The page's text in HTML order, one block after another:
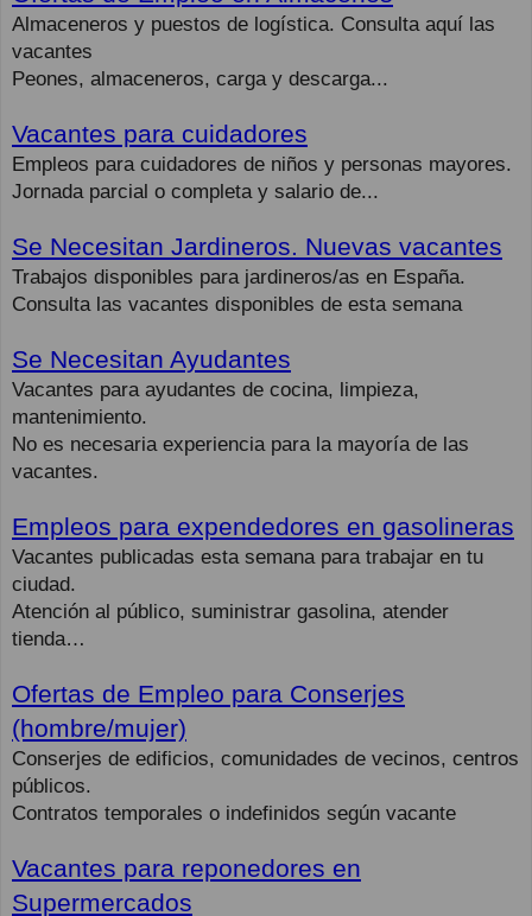
Almaceneros y puestos de logística. Consulta aquí las
vacantes
Peones, almaceneros, carga y descarga...
Vacantes para cuidadores
Empleos para cuidadores de niños y personas mayores.
Jornada parcial o completa y salario de...
Se Necesitan Jardineros. Nuevas vacantes
Trabajos disponibles para jardineros/as en España.
Consulta las vacantes disponibles de esta semana
Se Necesitan Ayudantes
Vacantes para ayudantes de cocina, limpieza,
mantenimiento.
No es necesaria experiencia para la mayoría de las
vacantes.
Empleos para expendedores en gasolineras
Vacantes publicadas esta semana para trabajar en tu
ciudad.
Atención al público, suministrar gasolina, atender
tienda…
Ofertas de Empleo para Conserjes
(hombre/mujer)
Conserjes de edificios, comunidades de vecinos, centros
públicos.
Contratos temporales o indefinidos según vacante
Vacantes para reponedores en
Supermercados